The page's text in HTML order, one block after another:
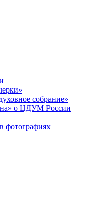
собрание»
о ЦДУМ России
фотографиях